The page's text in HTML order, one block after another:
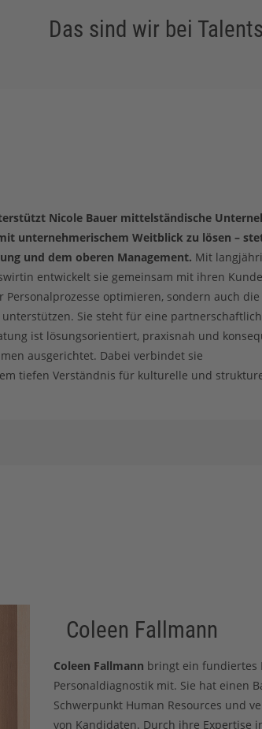
Das sind wir bei
Nicole Bauer mittelständische
unternehmerischem Weitblick zu lösen –
und dem oberen Management. Mit
entwickelt sie gemeinsam mit ihren
optimieren, sondern auch die
Sie steht für eine
ist lösungsorientiert, praxisnah und
ausgerichtet. Dabei verbindet sie
tiefen Verständnis für kulturelle und
Coleen Fallmann
Coleen Fallmann bringt ein fundiertes
Personaldiagnostik mit. Sie hat einen
Schwerpunkt Human Resources und
von Kandidaten. Durch ihre Expertise